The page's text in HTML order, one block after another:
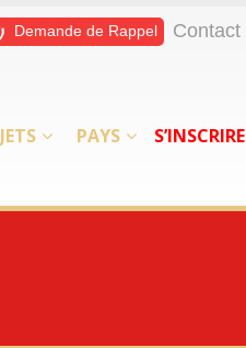
Demande de Rappel Contact
PAYS S’INSCRIRE